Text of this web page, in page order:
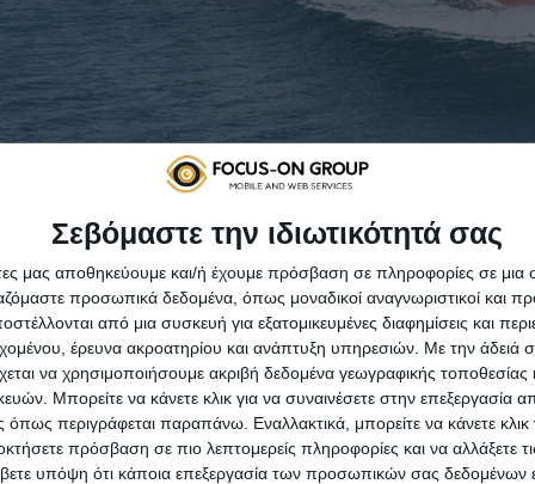
Σεβόμαστε την ιδιωτικότητά σας
μας αποθηκεύουμε και/ή έχουμε πρόσβαση σε πληροφορίες σε
προσωπικά δεδομένα, όπως μοναδικοί αναγνωριστικοί και
από μια συσκευή για εξατομικευμένες διαφημίσεις και
έρευνα ακροατηρίου και ανάπτυξη υπηρεσιών. Με την άδειά
να χρησιμοποιήσουμε ακριβή δεδομένα γεωγραφικής τοποθεσίας
Μπορείτε να κάνετε κλικ για να συναινέσετε στην επεξεργασία
περιγράφεται παραπάνω. Εναλλακτικά, μπορείτε να κάνετε κλικ
πρόσβαση σε πιο λεπτομερείς πληροφορίες και να αλλάξετε
υπόψη ότι κάποια επεξεργασία των προσωπικών σας δεδομένων
στην Ευρώπη είναι
146 δισεκατομμύρια ευρώ το 2020, αντιπροσωπεύοντας
κατάσταση που ήταν διαμορφωμένη ένα χρόνο πριν.
αυτή φαίνεται να γίνεται αργά αλλά σταθερά: Το
τουTOP 500 Cross-Border Retail Europe, του ετήσιου